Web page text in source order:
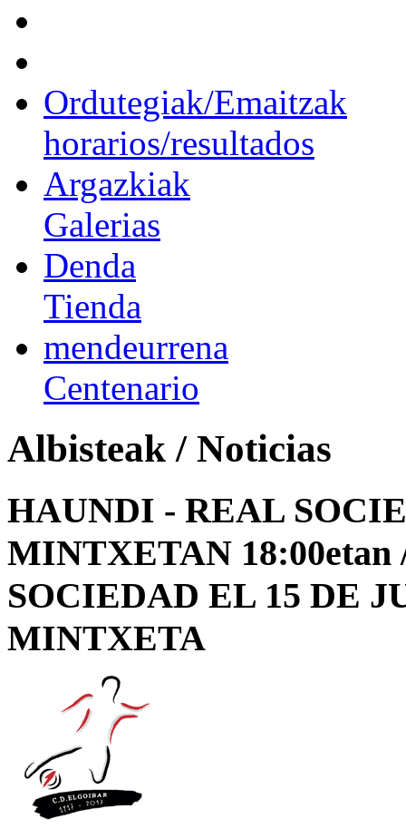
Ordutegiak/Emaitzak
horarios/resultados
Argazkiak
Galerias
Denda
Tienda
mendeurrena
Centenario
Albisteak / Noticias
HAUNDI - REAL
MINTXETAN
SOCIEDAD EL 15 DE
MINTXETA